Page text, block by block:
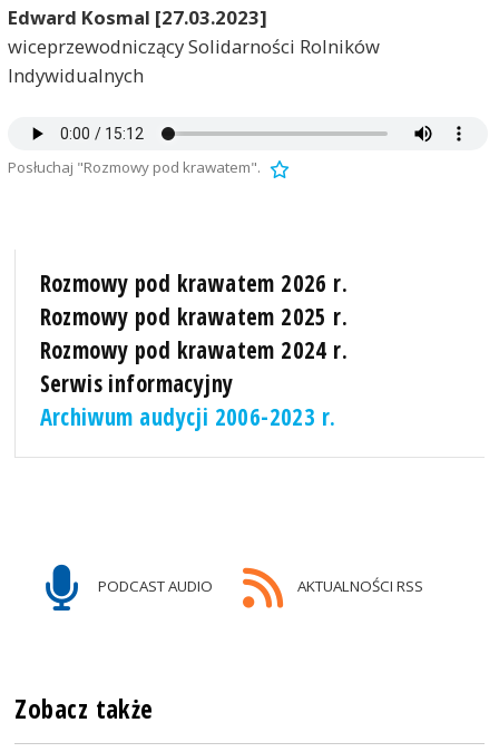
Edward Kosmal [27.03.2023]
wiceprzewodniczący Solidarności Rolników
Indywidualnych
Posłuchaj "Rozmowy pod krawatem".
Rozmowy pod krawatem 2026 r.
Rozmowy pod krawatem 2025 r.
Rozmowy pod krawatem 2024 r.
Serwis informacyjny
Archiwum audycji 2006-2023 r.
PODCAST AUDIO AKTUALNOŚCI RSS
Zobacz także